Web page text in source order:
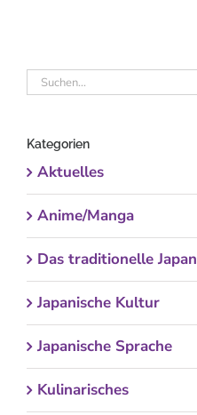
Suche
Kategorien
Aktuelles
Anime/Manga
Das traditionelle Japan
Japanische Kultur
Japanische Sprache
Kulinarisches